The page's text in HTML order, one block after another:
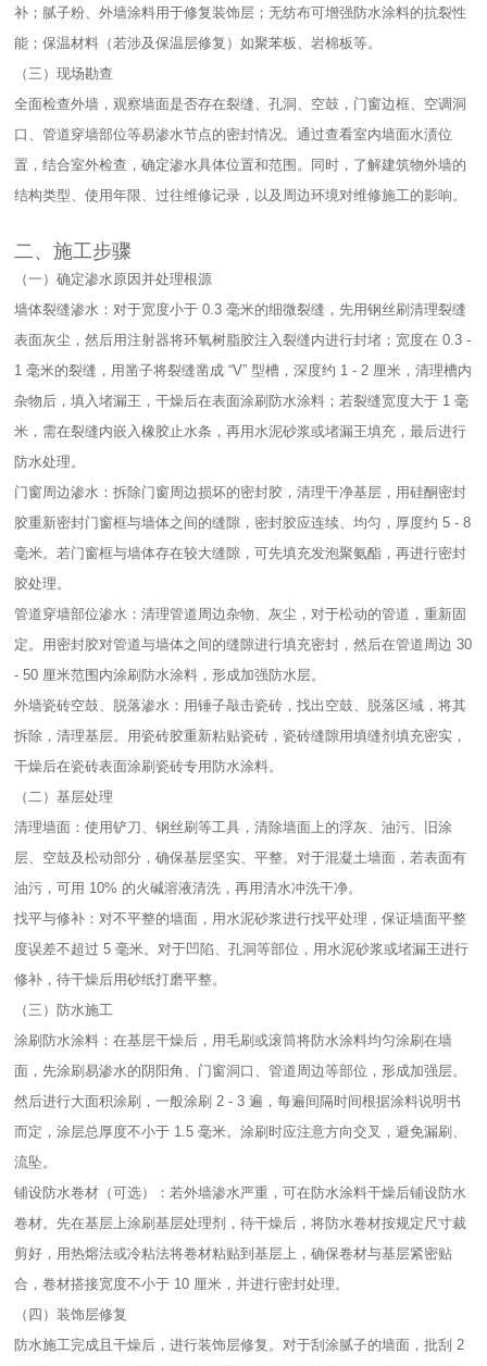
补；腻子粉、外墙涂料用于修复装饰层；无纺布可增强防水涂料的抗裂性
能；保温材料（若涉及保温层修复）如聚苯板、岩棉板等。​
（三）现场勘查​
全面检查外墙，观察墙面是否存在裂缝、孔洞、空鼓，门窗边框、空调洞
口、管道穿墙部位等易渗水节点的密封情况。通过查看室内墙面水渍位
置，结合室外检查，确定渗水具体位置和范围。同时，了解建筑物外墙的
结构类型、使用年限、过往维修记录，以及周边环境对维修施工的影响。​
二、施工步骤​
（一）确定渗水原因并处理根源​
墙体裂缝渗水：对于宽度小于 0.3 毫米的细微裂缝，先用钢丝刷清理裂缝
表面灰尘，然后用注射器将环氧树脂胶注入裂缝内进行封堵；宽度在 0.3 -
1 毫米的裂缝，用凿子将裂缝凿成 “V” 型槽，深度约 1 - 2 厘米，清理槽内
杂物后，填入堵漏王，干燥后在表面涂刷防水涂料；若裂缝宽度大于 1 毫
米，需在裂缝内嵌入橡胶止水条，再用水泥砂浆或堵漏王填充，最后进行
防水处理。​
门窗周边渗水：拆除门窗周边损坏的密封胶，清理干净基层，用硅酮密封
胶重新密封门窗框与墙体之间的缝隙，密封胶应连续、均匀，厚度约 5 - 8
毫米。若门窗框与墙体存在较大缝隙，可先填充发泡聚氨酯，再进行密封
胶处理。​
管道穿墙部位渗水：清理管道周边杂物、灰尘，对于松动的管道，重新固
定。用密封胶对管道与墙体之间的缝隙进行填充密封，然后在管道周边 30
- 50 厘米范围内涂刷防水涂料，形成加强防水层。​
外墙瓷砖空鼓、脱落渗水：用锤子敲击瓷砖，找出空鼓、脱落区域，将其
拆除，清理基层。用瓷砖胶重新粘贴瓷砖，瓷砖缝隙用填缝剂填充密实，
干燥后在瓷砖表面涂刷瓷砖专用防水涂料。​
（二）基层处理​
清理墙面：使用铲刀、钢丝刷等工具，清除墙面上的浮灰、油污、旧涂
层、空鼓及松动部分，确保基层坚实、平整。对于混凝土墙面，若表面有
油污，可用 10% 的火碱溶液清洗，再用清水冲洗干净。​
找平与修补：对不平整的墙面，用水泥砂浆进行找平处理，保证墙面平整
度误差不超过 5 毫米。对于凹陷、孔洞等部位，用水泥砂浆或堵漏王进行
修补，待干燥后用砂纸打磨平整。​
（三）防水施工​
涂刷防水涂料：在基层干燥后，用毛刷或滚筒将防水涂料均匀涂刷在墙
面，先涂刷易渗水的阴阳角、门窗洞口、管道周边等部位，形成加强层。
然后进行大面积涂刷，一般涂刷 2 - 3 遍，每遍间隔时间根据涂料说明书
而定，涂层总厚度不小于 1.5 毫米。涂刷时应注意方向交叉，避免漏刷、
流坠。​
铺设防水卷材（可选）：若外墙渗水严重，可在防水涂料干燥后铺设防水
卷材。先在基层上涂刷基层处理剂，待干燥后，将防水卷材按规定尺寸裁
剪好，用热熔法或冷粘法将卷材粘贴到基层上，确保卷材与基层紧密贴
合，卷材搭接宽度不小于 10 厘米，并进行密封处理。​
（四）装饰层修复​
防水施工完成且干燥后，进行装饰层修复。对于刮涂腻子的墙面，批刮 2